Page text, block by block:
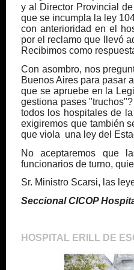
y al Director Provincial
que se incumpla la ley
con anterioridad en el
por el reclamo que llevó
Recibimos como
Con asombro, nos
Buenos Aires para pasar
que se apruebe en la
gestiona pases
todos los hospitales de
exigiremos que también
que viola una ley del
No aceptaremos que
funcionarios de turno,
Sr. Ministro Scarsi, las
Seccional CICOP
HOSPITAL ERILL DE